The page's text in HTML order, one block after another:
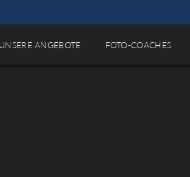
UNSERE ANGEBOTE FOTO-COACHES